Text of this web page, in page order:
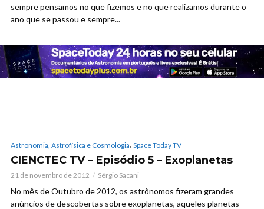
sempre pensamos no que fizemos e no que realizamos durante o
ano que se passou e sempre...
Astronomia, Astrofísica e Cosmologia, Space Today TV
CIENCTEC TV – Episódio 5 – Exoplanetas
21 de novembro de 2012 Sérgio Sacani
No mês de Outubro de 2012, os astrônomos fizeram grandes
anúncios de descobertas sobre exoplanetas, aqueles planetas